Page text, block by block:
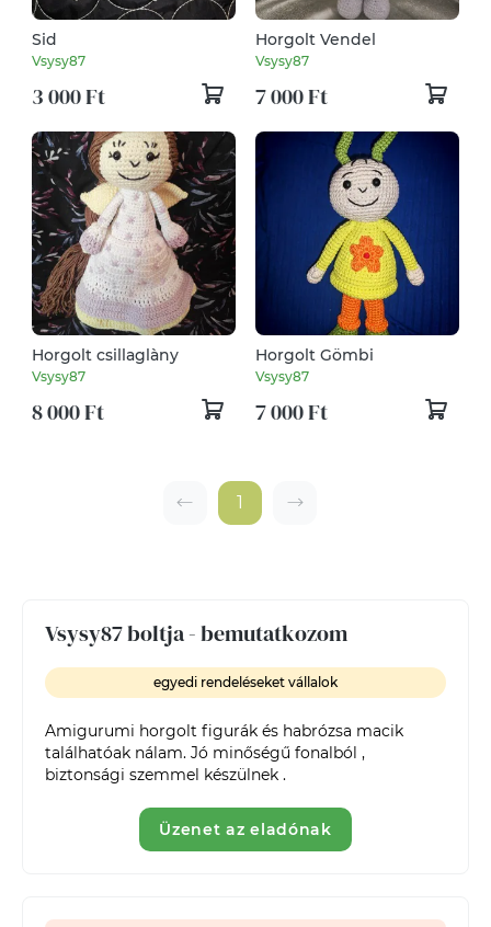
Vsysy87 boltja - bemutatkozom
egyedi rendeléseket vállalok
Amigurumi horgolt figurák és habrózsa macik
találhatóak nálam. Jó minőségű fonalból ,
biztonsági szemmel készülnek .
Üzenet az eladónak
Sid
Vsysy87
3 000 Ft
Horgolt Vendel
Vsysy87
7 000 Ft
Horgolt csillaglàny
Vsysy87
8 000 Ft
Horgolt Gömbi
Vsysy87
7 000 Ft
1